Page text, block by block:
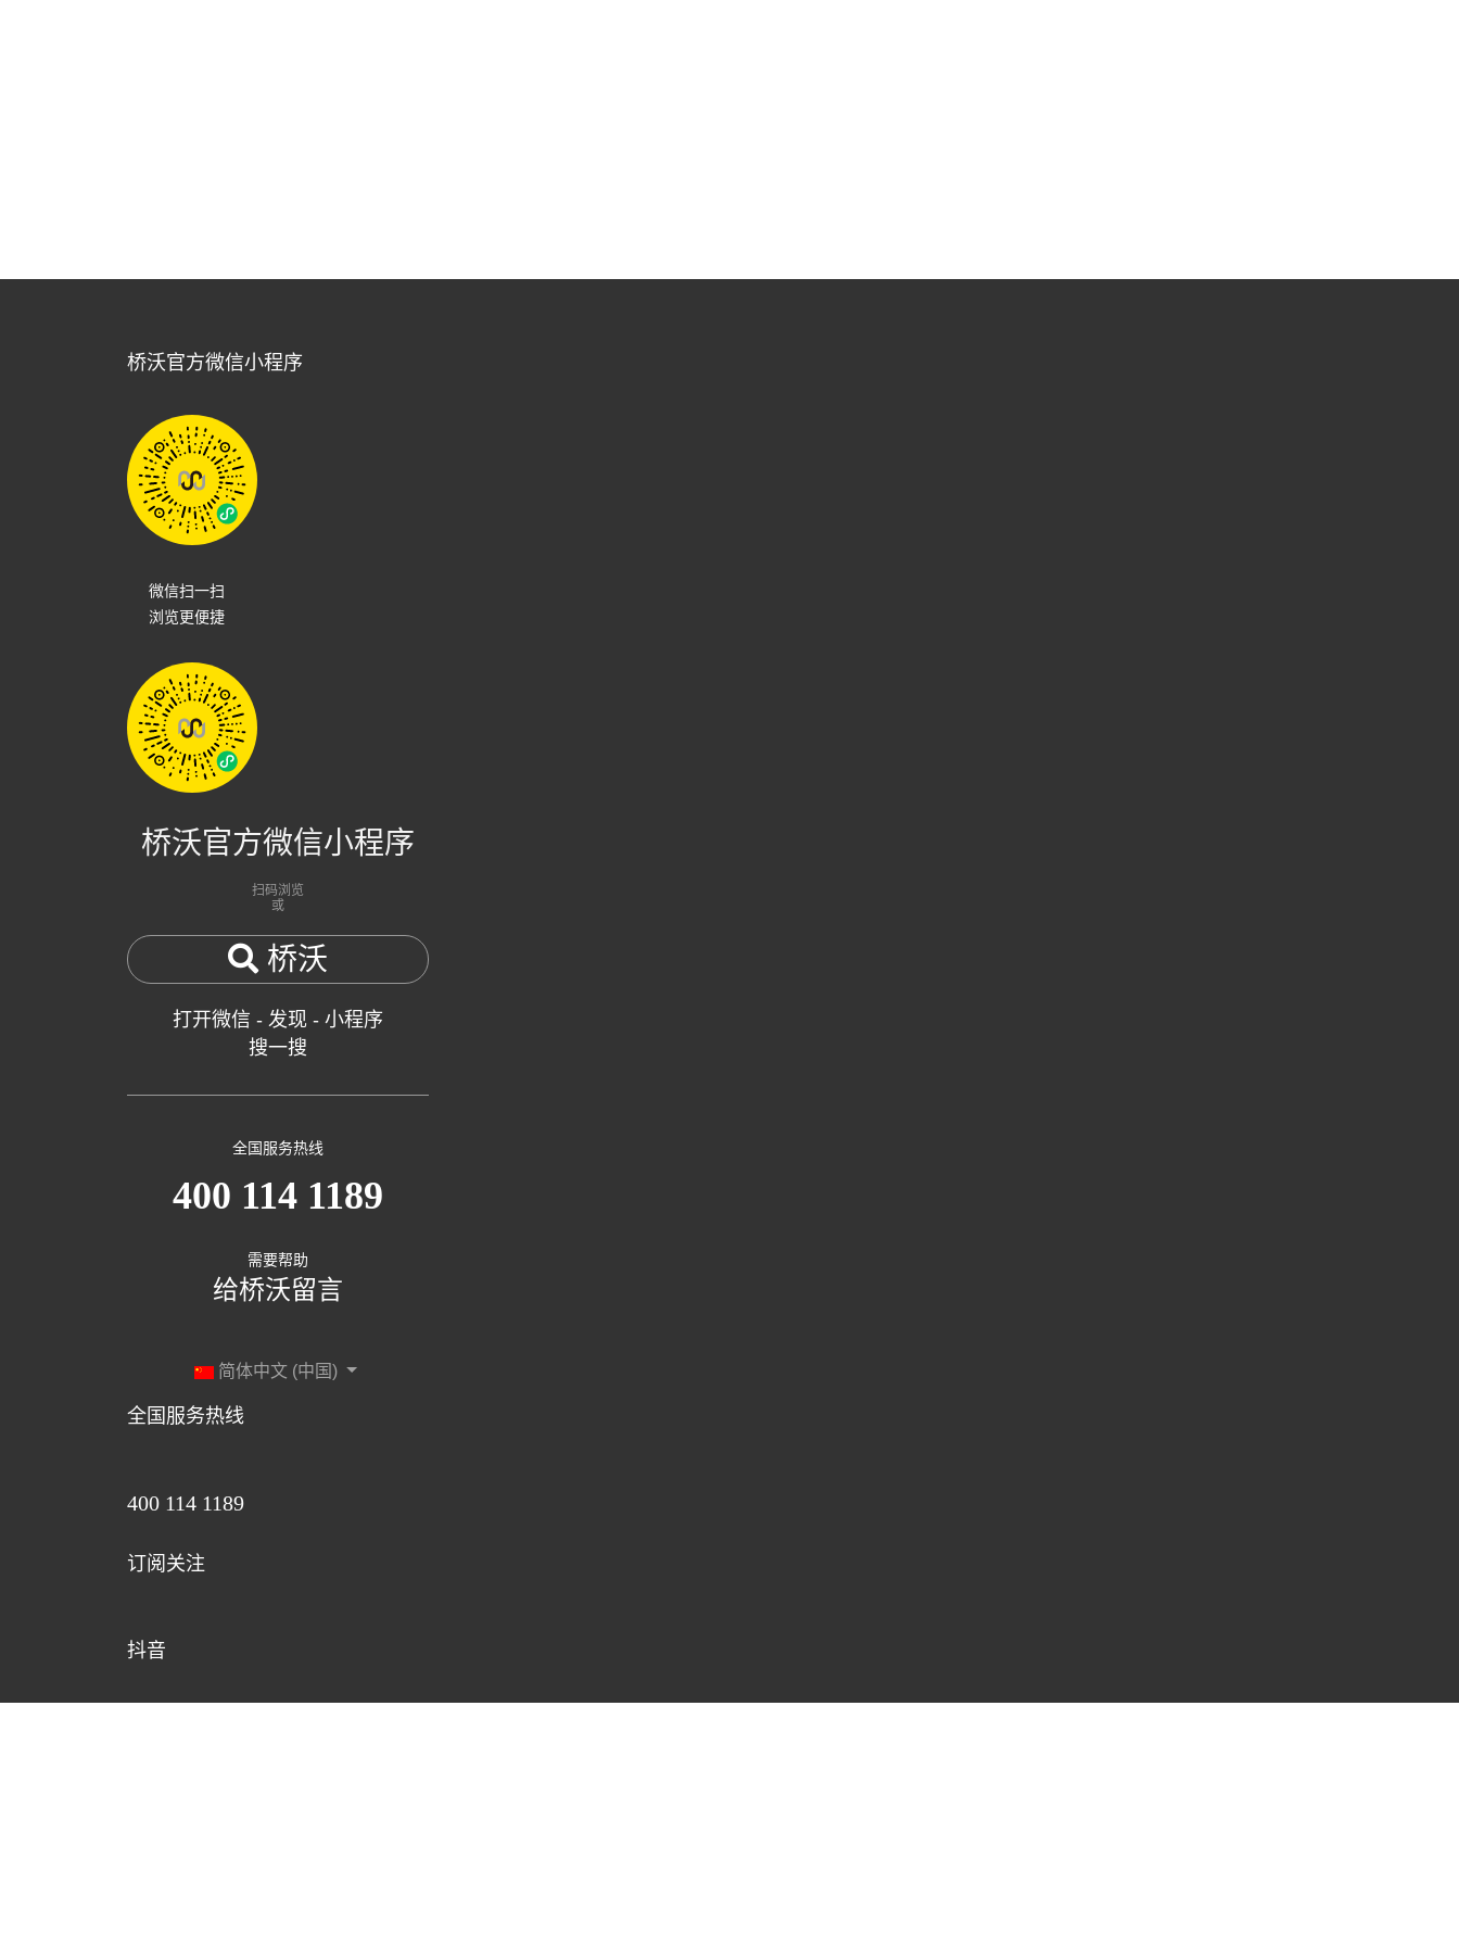
桥沃官方微信小程序
微信扫一扫
浏览更便捷
桥沃官方微信小程序
扫码浏览
或
桥沃
打开微信 - 发现 - 小程序
搜一搜
全国服务热线
400 114 1189
需要帮助
给桥沃留言
简体中文 (中国)
全国服务热线
400 114 1189
订阅关注
抖音